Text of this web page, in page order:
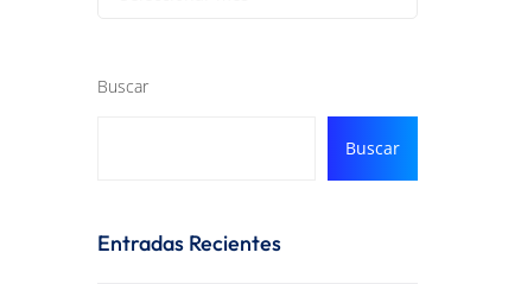
Buscar
Buscar
Entradas Recientes